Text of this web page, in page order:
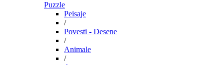
Puzzle
Peisaje
/
Povesti - Desene
/
Animale
/